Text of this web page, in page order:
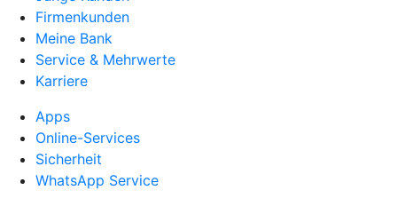
Firmenkunden
Meine Bank
Service & Mehrwerte
Karriere
Apps
Online-Services
Sicherheit
WhatsApp Service